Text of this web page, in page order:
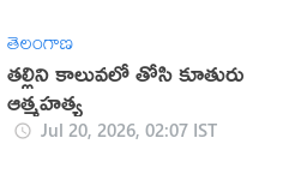
తెలంగాణ
తల్లిని కాలువలో తోసి కూతురు
ఆత్మహత్య
Jul 20, 2026, 02:07 IST